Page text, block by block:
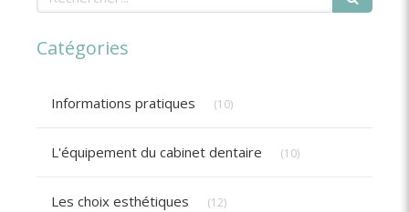
Catégories
Informations pratiques (10)
L'équipement du cabinet dentaire (10)
Les choix esthétiques (12)